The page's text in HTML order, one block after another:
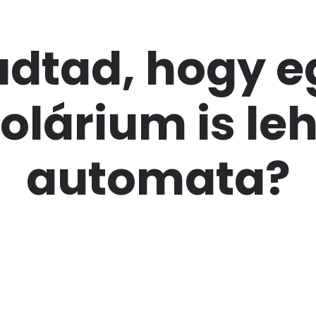
hogy
is
automata?